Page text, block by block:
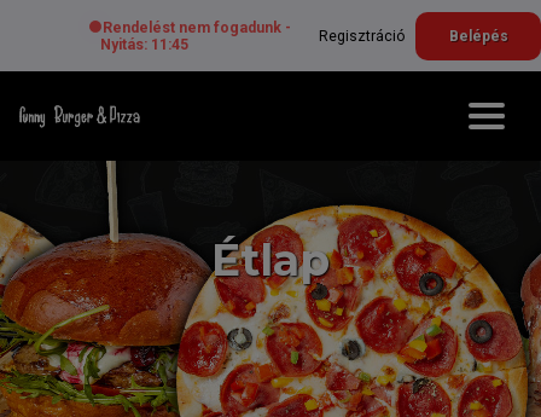
Rendelést nem fogadunk -
Nyitás: 11:45
Regisztráció Belépés
Étlap